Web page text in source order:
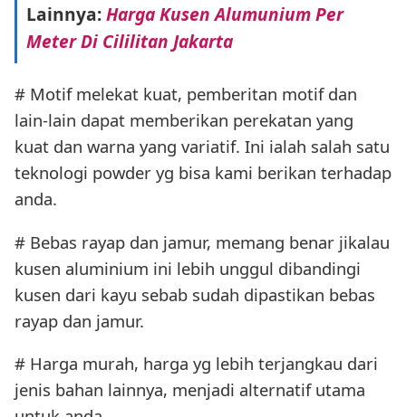
Lainnya:Harga Kusen Alumunium Per
Meter Di Cililitan Jakarta
# Motif melekat kuat, pemberitan motif dan
lain-lain dapat memberikan perekatan yang
kuat dan warna yang variatif. Ini ialah salah satu
teknologi powder yg bisa kami berikan terhadap
anda.
# Bebas rayap dan jamur, memang benar jikalau
kusen aluminium ini lebih unggul dibandingi
kusen dari kayu sebab sudah dipastikan bebas
rayap dan jamur.
# Harga murah, harga yg lebih terjangkau dari
jenis bahan lainnya, menjadi alternatif utama